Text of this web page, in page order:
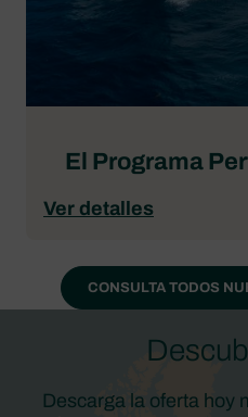
El Programa
Ver detalles
CONSULTA TODOS
Descarga la oferta hoy